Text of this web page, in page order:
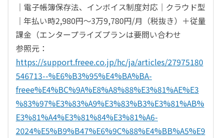
｜電子帳簿保存法、インボイス制度対応｜クラウド型
｜年払い時2,980円～3万9,780円/月（税抜き）＋従量
課金（エンタープライズプランは要問い合わせ
参照元：
https://support.freee.co.jp/hc/ja/articles/27975180
546713--%E6%B3%95%E4%BA%BA-
freee%E4%BC%9A%E8%A8%88%E3%81%AE%E3
%83%97%E3%83%A9%E3%83%B3%E3%81%AB%
E3%81%A4%E3%81%84%E3%81%A6-
2024%E5%B9%B47%E6%9C%88%E4%BB%A5%E9